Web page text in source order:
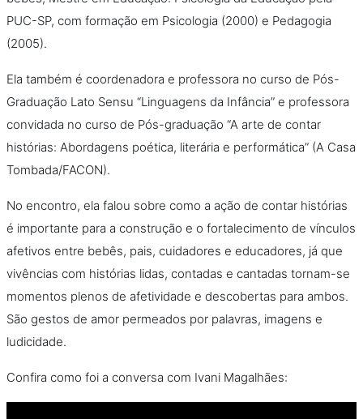
PUC-SP, com formação em Psicologia (2000) e Pedagogia
(2005).
Ela também é coordenadora e professora no curso de Pós-
Graduação Lato Sensu “Linguagens da Infância” e professora
convidada no curso de Pós-graduação “A arte de contar
histórias: Abordagens poética, literária e performática” (A Casa
Tombada/FACON).
No encontro, ela falou sobre como a ação de contar histórias
é importante para a construção e o fortalecimento de vínculos
afetivos entre bebês, pais, cuidadores e educadores, já que
vivências com histórias lidas, contadas e cantadas tornam-se
momentos plenos de afetividade e descobertas para ambos.
São gestos de amor permeados por palavras, imagens e
ludicidade.
Confira como foi a conversa com Ivani Magalhães: